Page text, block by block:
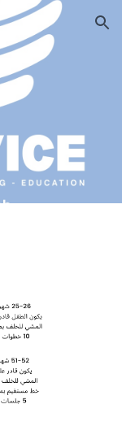
Skip to navigation